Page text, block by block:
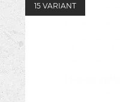
15 VARIANT